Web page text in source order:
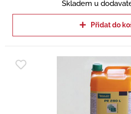
Skladem u
Přidat do